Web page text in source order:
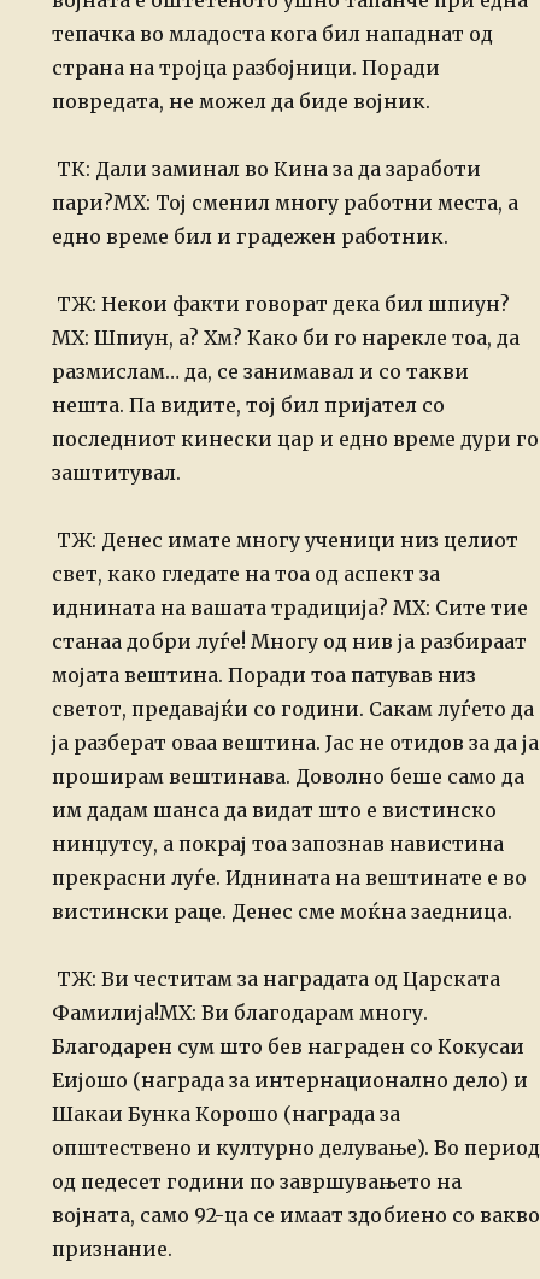
тепачка во младоста кога бил нападнат од
страна натројца разбојници. Поради
повредата, не можел да биде војник.
ТК: Дали заминал во Кина за да заработи
пари?МХ: Тој сменил многу работни места, а
едно време бил и градежен работник.
ТЖ: Некои факти говорат дека бил шпиун?
МХ: Шпиун, а? Хм? Како би го нарекле тоа, да
размислам… да, се занимавал и со такви
нешта. Па видите, тој бил пријател со
последниот кинески цар и едно време дури го
заштитувал.
ТЖ: Денес имате многу ученици низ целиот
свет, како гледате на тоа од аспект за
иднината на вашата традиција? МХ: Сите тие
станаа добри луѓе! Многу од нив ја разбираат
мојатавештина. Поради тоа патував низ
светот, предавајќи со години. Сакамлуѓето да
ја разберат оваа вештина. Јас не отидов за да ја
проширамвештинава. Доволно беше само да
им дадам шанса да видат што е вистинско
нинџутсу, а покрај тоа запознав навистина
прекрасни луѓе. Иднината навештинате е во
вистински раце. Денес сме моќна заедница.
ТЖ: Ви честитам за наградата од Царската
Фамилија!МХ: Ви благодарам многу.
Благодарен сум што бев награден со Кокусаи
Еијошо (награда за интернационално дело) и
Шакаи Бунка Корошо (наградаза
општествено и културно делување). Во период
од педесет години по завршувањето на
војната, само 92-ца се имаат здобиено со вакво
признание.